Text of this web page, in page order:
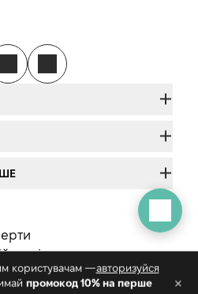
користувачам —авторизуйся
промокод 10% на перше
×